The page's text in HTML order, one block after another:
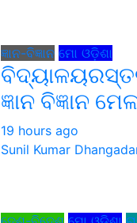
ଜ୍ଞାନ-ବିଜ୍ଞାନ ମୋ ଓଡ଼ିଶା
ଜ୍ଞାନ ବିଜ୍ଞାନ
19 hours ago
Sunil Kumar